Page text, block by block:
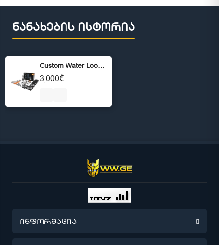
ნანახების ისტორია
Custom Water Loop System - შეკვეთით
3,000₾
ინფორმაცია